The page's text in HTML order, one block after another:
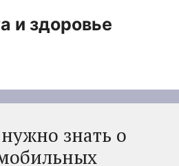
и здоровье
знать о